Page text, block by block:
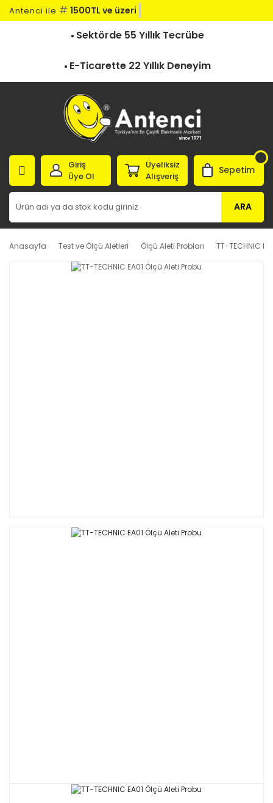
Antenci ile # 1500TL ve üzeri k
Sektörde 55 Yıllık Tecrübe
E-Ticarette 22 Yıllık Deneyim
ARA
Giriş
Üye Ol
Üyeliksiz
Alışveriş
Sepetim
Anasayfa Test ve Ölçü Aletleri Ölçü Aleti Probları TT-TECHNIC